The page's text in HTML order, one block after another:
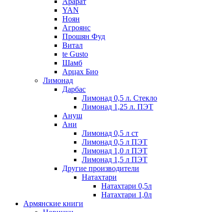
YAN
Ноян
Агроянс
Прошян Фуд
Витал
te Gusto
Шамб
Арцах Био
Лимонад
Дарбас
Лимонад 0,5 л. Стекло
Лимонад 1,25 л. ПЭТ
Ануш
Ани
Лимонад 0,5 л ст
Лимонад 0,5 л ПЭТ
Лимонад 1,0 л ПЭТ
Лимонад 1,5 л ПЭТ
Другие производители
Натахтари
Натахтари 0,5л
Натахтари 1,0л
Армянские книги